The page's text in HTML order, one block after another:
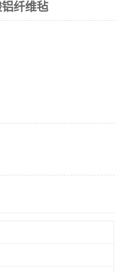
纤维毡